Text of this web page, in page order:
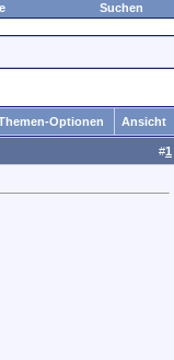
Suchen
Optionen Ansicht
#1